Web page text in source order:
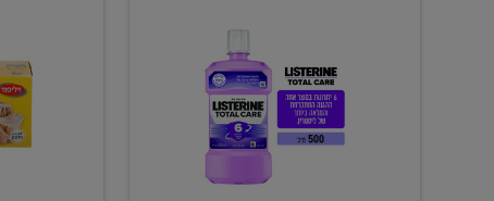
ליסטרין
ויליפוד
רביעייה